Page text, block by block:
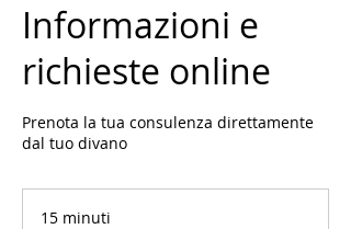
Informazioni e
richieste online
Prenota la tua consulenza direttamente
dal tuo divano
15 minuti